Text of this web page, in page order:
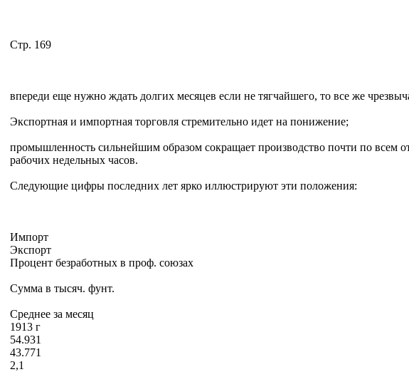
Стр. 169
впереди еще нужно ждать долгих месяцев если не тягчайшего, то все же
Экспортная и импортная торговля стремительно идет на понижение;
промышленность сильнейшим образом сокращает производство почти по всем
рабочих недельных часов.
Следующие цифры последних лет ярко иллюстрируют эти положения:
Импорт
Экспорт
Процент безработных в проф. союзах
Сумма в тысяч. фунт.
Среднее за месяц
1913 г
54.931
43.771
2,1